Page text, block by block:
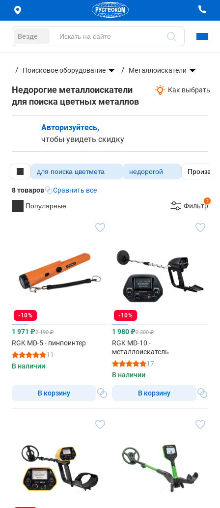
Везде
Поисковое оборудование Металлоискатели
Недорогие металлоискатели
для поиска цветных металлов
Как выбрать
Авторизуйтесь,
чтобы увидеть скидку
для поиска цветмета недорогой
8 товаров
Сравнить все
Популярные
2
Фильтр
-10%
1 971 ₽2 190 ₽
RGK MD-5 - пинпоинтер
11
В наличии
В корзину
-10%
1 980 ₽2 200 ₽
RGK MD-10 -
металлоискатель
17
В наличии
В корзину